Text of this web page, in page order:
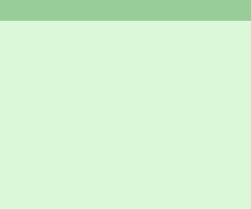
Firmen & Links